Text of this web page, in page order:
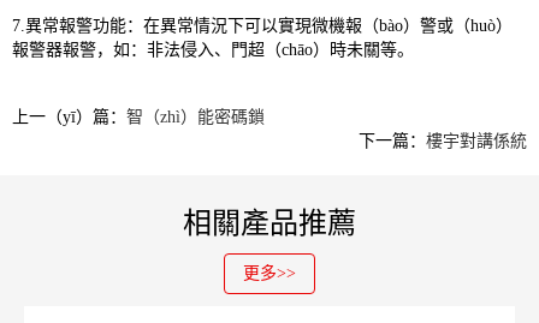
7.異常報警功能：在異常情況下可以實現微機報（bào）警或（huò）
報警器報警，如：非法侵入、門超（chāo）時未關等。
上一（yī）篇： 智（zhì）能密碼鎖
下一篇： 樓宇對講係統
相關產品推薦
更多>>